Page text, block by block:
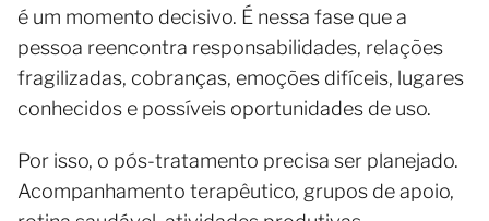
é um momento decisivo. É nessa fase que a
pessoa reencontra responsabilidades, relações
fragilizadas, cobranças, emoções difíceis, lugares
conhecidos e possíveis oportunidades de uso.
Por isso, o pós-tratamento precisa ser planejado.
Acompanhamento terapêutico, grupos de apoio,